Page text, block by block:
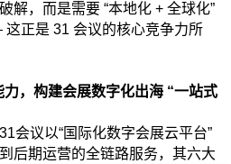
解，而是需要 “本地化 + 全球化”
正是 31 会议的核心竞争力所
，构建会展数字化出海 “一站式
会议以“国际化数字会展云平台”
后期运营的全链路服务，其六大